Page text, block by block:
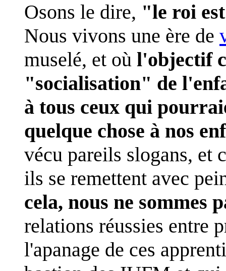
Osons le dire, "le roi
Nous vivons une ère de
muselé, et où l'objectif
"socialisation" de
à tous ceux qui
quelque chose à nos
vécu pareils slogans, et
ils se remettent avec
cela, nous ne sommes
relations réussies entre
l'apanage de ces